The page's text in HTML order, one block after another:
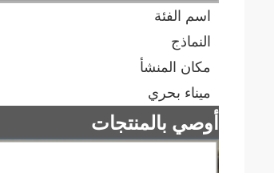
اسم الفئة
النماذج
مكان المنشأ
ميناء بحري
أوصي بالمنتجات